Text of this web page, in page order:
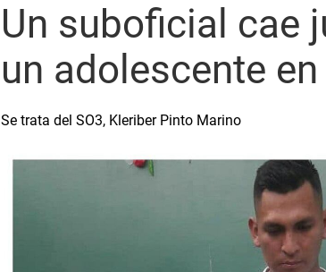
Un suboficial cae
un adolescente
Se trata del SO3, Kleriber Pinto Marino